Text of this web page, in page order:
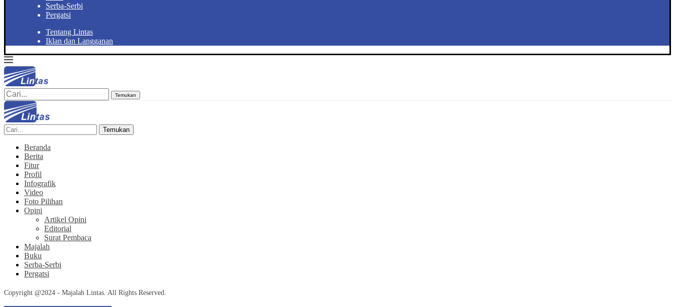
Serba-Serbi
Pergatsi
Tentang Lintas
Iklan dan Langganan
Temukan
Temukan
Beranda
Berita
Fitur
Profil
Infografik
Video
Foto Pilihan
Opini
Artikel Opini
Editorial
Surat Pembaca
Majalah
Buku
Serba-Serbi
Pergatsi
Copyright @2024 - Majalah Lintas. All Rights Reserved.